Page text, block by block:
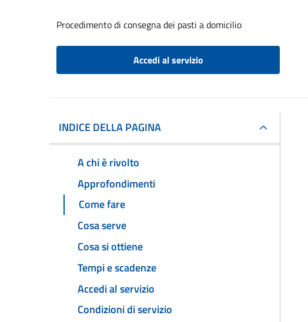
Procedimento di consegna dei pasti a domicilio
Accedi al servizio
INDICE DELLA PAGINA
A chi è rivolto
Approfondimenti
Come fare
Cosa serve
Cosa si ottiene
Tempi e scadenze
Accedi al servizio
Condizioni di servizio